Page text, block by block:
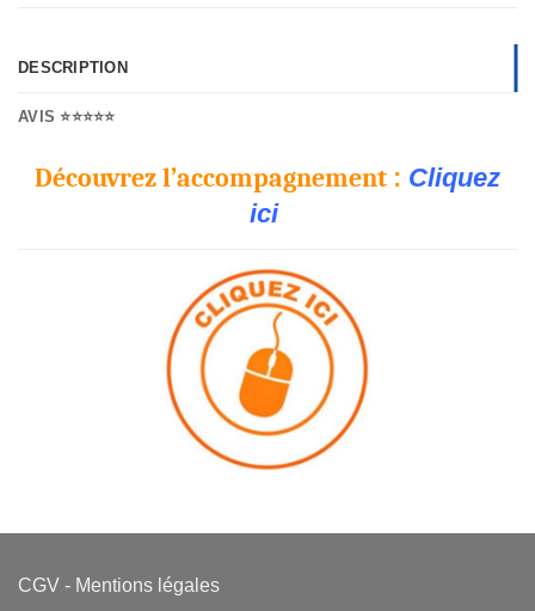
DESCRIPTION
AVIS ⭐⭐⭐⭐⭐
Découvrez l’accompagnement : Cliquez
ici
CGV - Mentions légales